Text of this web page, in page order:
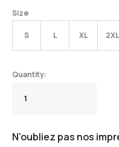
Size
S L XL 2XL
N'oubliez pas nos